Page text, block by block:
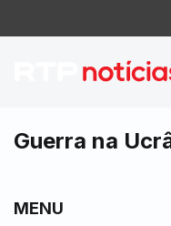
Guerra
Guerra na
MENU